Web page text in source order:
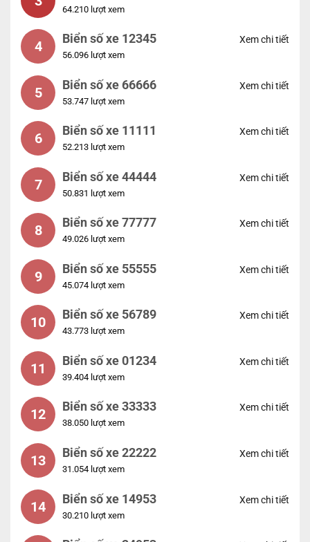
64.210 lượt xem
4 Biển số xe 12345
56.096 lượt xem
Xem chi tiết
5 Biển số xe 66666
53.747 lượt xem
Xem chi tiết
6 Biển số xe 11111
52.213 lượt xem
Xem chi tiết
7 Biển số xe 44444
50.831 lượt xem
Xem chi tiết
8 Biển số xe 77777
49.026 lượt xem
Xem chi tiết
9 Biển số xe 55555
45.074 lượt xem
Xem chi tiết
10 Biển số xe 56789
43.773 lượt xem
Xem chi tiết
11 Biển số xe 01234
39.404 lượt xem
Xem chi tiết
12 Biển số xe 33333
38.050 lượt xem
Xem chi tiết
13 Biển số xe 22222
31.054 lượt xem
Xem chi tiết
14 Biển số xe 14953
30.210 lượt xem
Xem chi tiết